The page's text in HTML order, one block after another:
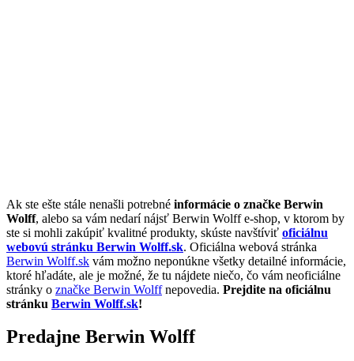
Ak ste ešte stále nenašli potrebné informácie o značke Berwin
Wolff, alebo sa vám nedarí nájsť Berwin Wolff e-shop, v ktorom by
ste si mohli zakúpiť kvalitné produkty, skúste navštíviť oficiálnu
webovú stránku Berwin Wolff.sk. Oficiálna webová stránka
Berwin Wolff.sk vám možno neponúkne všetky detailné informácie,
ktoré hľadáte, ale je možné, že tu nájdete niečo, čo vám neoficiálne
stránky o značke Berwin Wolffnepovedia. Prejdite na oficiálnu
stránku Berwin Wolff.sk!
Predajne Berwin Wolff